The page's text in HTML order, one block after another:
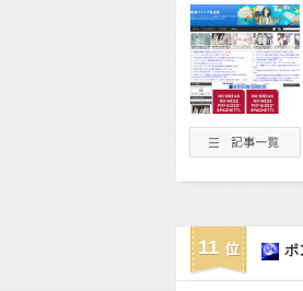
11 ポ